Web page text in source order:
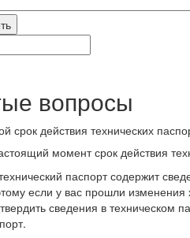
вопросы
срок действия технических
момент срок действия
паспорт содержит
если у вас прошли изменения
сведения в техническом